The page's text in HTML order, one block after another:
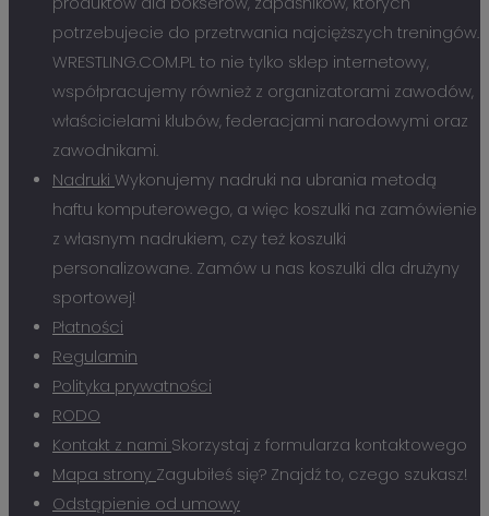
potrzebujecie do przetrwania najcięższych treningów.
WRESTLING.COM.PL to nie tylko sklep internetowy,
współpracujemy również z organizatorami zawodów,
właścicielami klubów, federacjami narodowymi oraz
zawodnikami.
Nadruki Wykonujemy nadruki na ubrania metodą
haftu komputerowego, a więc koszulki na zamówienie
z własnym nadrukiem, czy też koszulki
personalizowane. Zamów u nas koszulki dla drużyny
sportowej!
Płatności
Regulamin
Polityka prywatności
RODO
Kontakt z nami Skorzystaj z formularza kontaktowego
Mapa strony Zagubiłeś się? Znajdź to, czego szukasz!
Odstąpienie od umowy